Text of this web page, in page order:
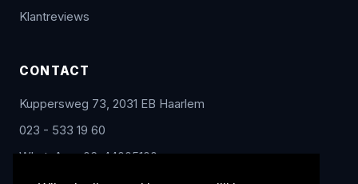
Klantreviews
CONTACT
Kuppersweg 73, 2031 EB Haarlem
023 - 533 19 60
WhatsApp: 06-44005100